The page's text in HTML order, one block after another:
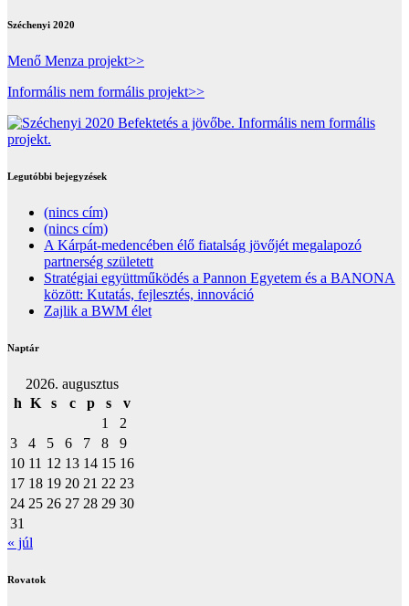
Széchenyi 2020
Menő Menza projekt>>
Informális nem formális projekt>>
Legutóbbi bejegyzések
(nincs cím)
(nincs cím)
A Kárpát-medencében élő fiatalság jövőjét megalapozó
partnerség született
Stratégiai együttműködés a Pannon Egyetem és a BANONA
között: Kutatás, fejlesztés, innováció
Zajlik a BWM élet
Naptár
2026. augusztus
h K s c p s
v
1
2
3
4 5 6 7 8
9
10 11 12 13 14 15 16
17 18 19 20 21 22 23
24 25 26 27 28 29 30
31
« júl
Rovatok